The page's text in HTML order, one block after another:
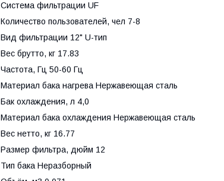
Система фильтрации UF
Количество пользователей, чел 7-8
Вид фильтрации 12" U-тип
Вес брутто, кг 17.83
Частота, Гц 50-60 Гц
Материал бака нагрева Нержавеющая сталь
Бак охлаждения, л 4,0
Материал бака охлаждения Нержавеющая сталь
Вес нетто, кг 16.77
Размер фильтра, дюйм 12
Тип бака Неразборный